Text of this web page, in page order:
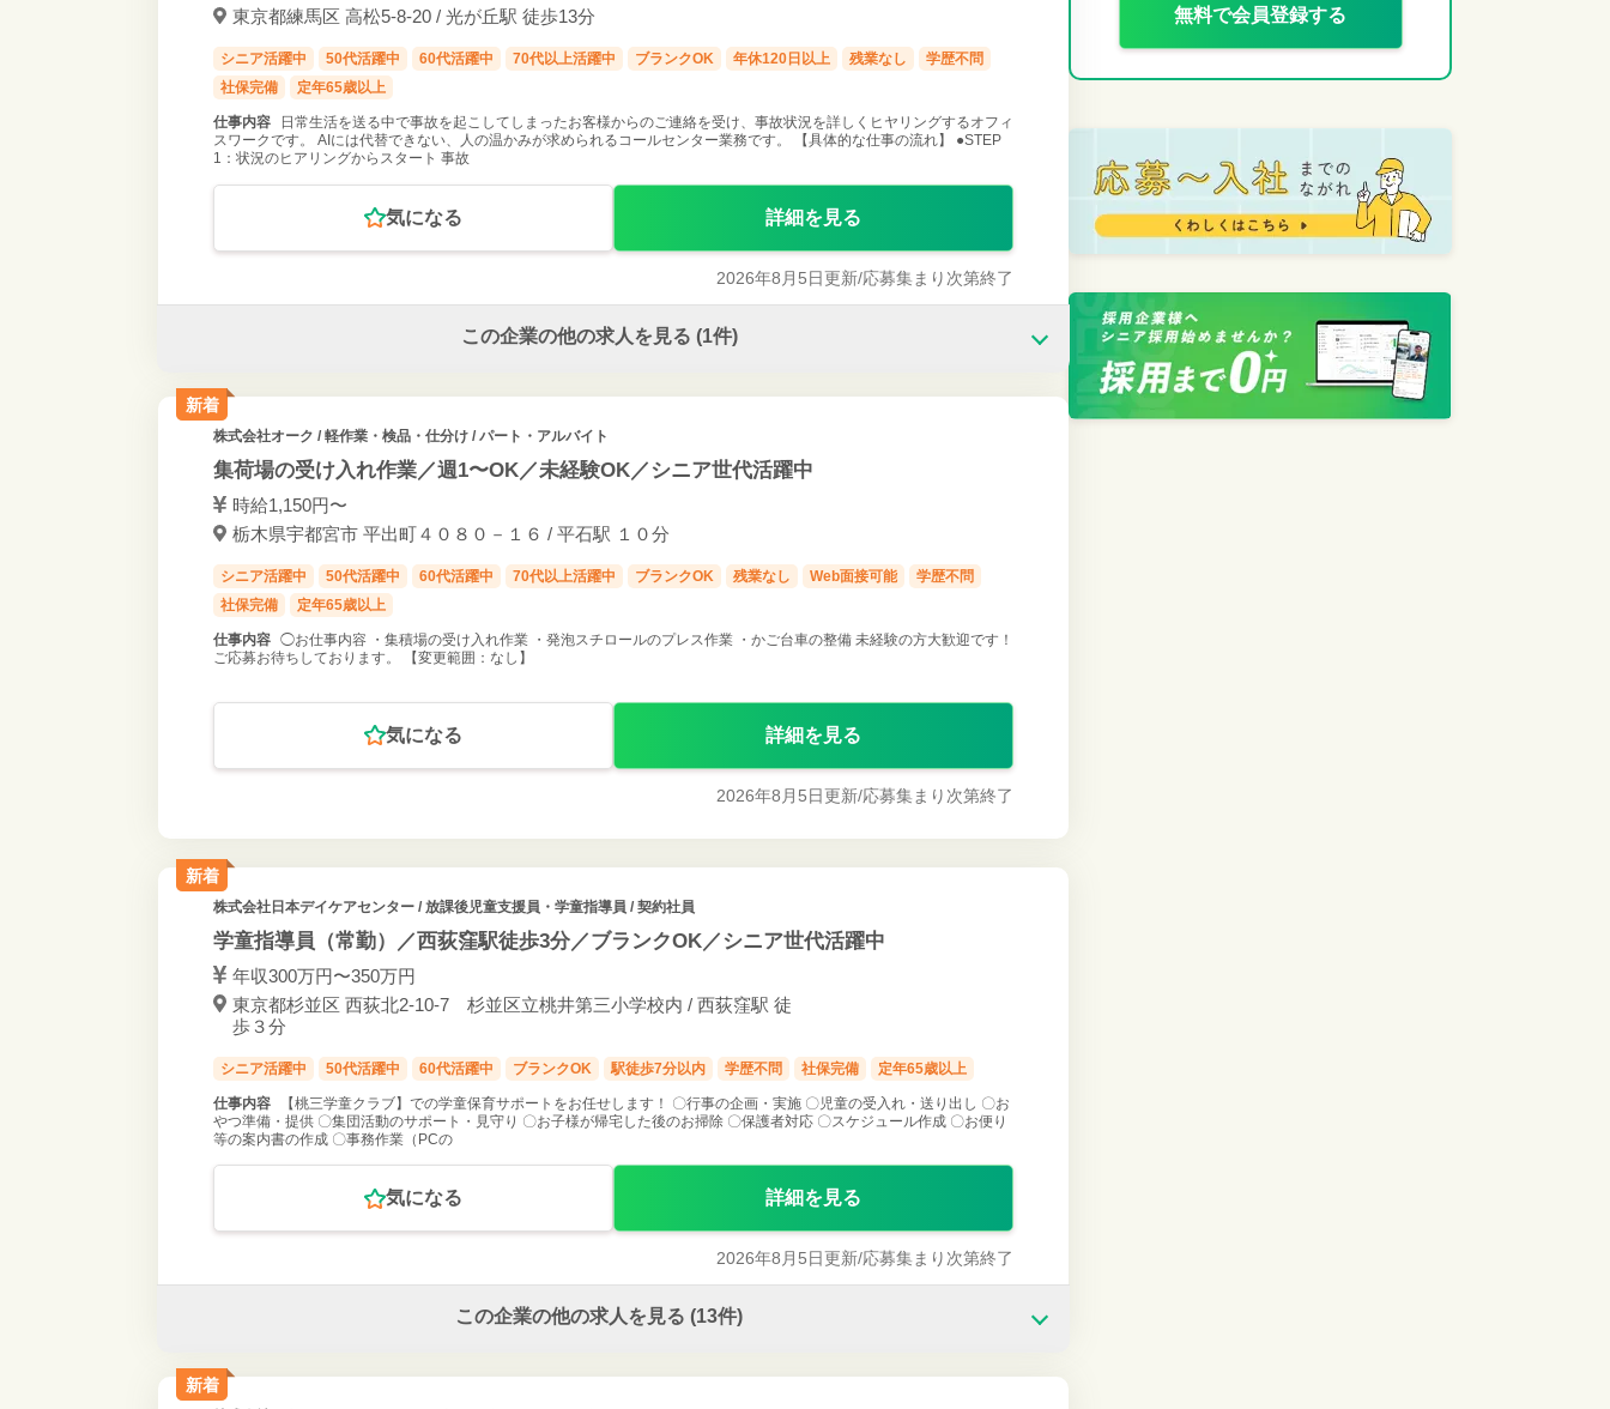
東京都練馬区 高松5-8-20 / 光が丘駅 徒歩13分
シニア活躍中 50代活躍中 60代活躍中 70代以上活躍中 ブランクOK 年休120日以上 残業なし
学歴不問
社保完備
定年65歳以上
仕事内容
日常生活を送る中で事故を起こしてしまったお客様からのご連絡を受け、事故状況を詳しくヒヤリングするオフィ
スワークです。 AIには代替できない、人の温かみが求められるコールセンター業務です。 【具体的な仕事の流れ】 ●STEP
1：状況のヒアリングからスタート 事故
気になる 詳細を見る
2026年8月5日更新/応募集まり次第終了
この企業の他の求人を見る (1件)
新着
株式会社オーク / 軽作業・検品・仕分け / パート・アルバイト
集荷場の受け入れ作業／週1〜OK／未経験OK／シニア世代活躍中
時給1,150円〜
栃木県宇都宮市 平出町４０８０－１６ / 平石駅 １０分
シニア活躍中 50代活躍中 60代活躍中 70代以上活躍中 ブランクOK 残業なし Web面接可能
学歴不問
社保完備
定年65歳以上
仕事内容
◯お仕事内容 ・集積場の受け入れ作業 ・発泡スチロールのプレス作業 ・かご台車の整備 未経験の方大歓迎です！
ご応募お待ちしております。 【変更範囲：なし】
気になる 詳細を見る
2026年8月5日更新/応募集まり次第終了
新着
株式会社日本デイケアセンター/ 放課後児童支援員・学童指導員 / 契約社員
学童指導員（常勤）／西荻窪駅徒歩3分／ブランクOK／シニア世代活躍中
年収300万円〜350万円
東京都杉並区 西荻北2-10-7 杉並区立桃井第三小学校内 / 西荻窪駅 徒
歩３分
シニア活躍中 50代活躍中 60代活躍中 ブランクOK 駅徒歩7分以内 学歴不問 社保完備 定年65歳以上
仕事内容
【桃三学童クラブ】での学童保育サポートをお任せします！ 〇行事の企画・実施 〇児童の受入れ・送り出し 〇お
やつ準備・提供 〇集団活動のサポート・見守り 〇お子様が帰宅した後のお掃除 〇保護者対応 〇スケジュール作成 〇お便り
等の案内書の作成 〇事務作業（PCの
気になる 詳細を見る
2026年8月5日更新/応募集まり次第終了
この企業の他の求人を見る (13件)
新着
無料で会員登録する